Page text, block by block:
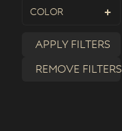
Color
Apply filters
Remove filters